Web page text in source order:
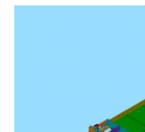
進優質的智慧型廳
器人產品與各種場
所進行數位轉型，